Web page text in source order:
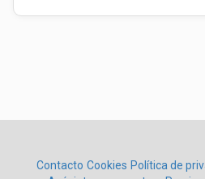
Contacto Cookies Política de